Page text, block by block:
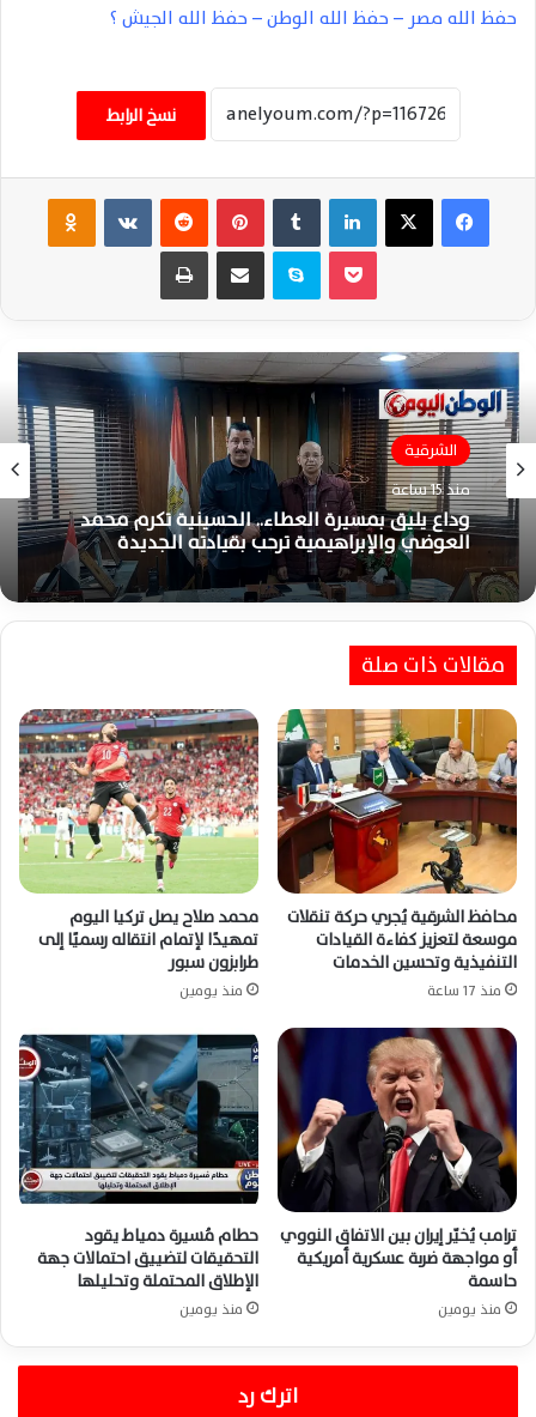
حفظ الله مصر – حفظ الله الوطن – حفظ الله الجيش ؟
نسخ الرابط
فيسبوك ‫X لينكدإن بينتيريست ‏VKontakte
سكايب مشاركة عبر البريد طباعة
الشرقية
منذ 15 ساعة
وداع يليق بمسيرة العطاء.. الحسينية تكرم محمد
العوضي والإبراهيمية ترحب بقيادته الجديدة
مقالات ذات صلة
محافظ الشرقية يُجري حركة تنقلات
موسعة لتعزيز كفاءة القيادات
التنفيذية وتحسين الخدمات
منذ 17 ساعة
محمد صلاح يصل تركيا اليوم
تمهيدًا لإتمام انتقاله رسميًا إلى
طرابزون سبور
منذ يومين
ترامب يُخيّر إيران بين الاتفاق النووي
أو مواجهة ضربة عسكرية أمريكية
حاسمة
منذ يومين
حطام مُسيرة دمياط يقود
التحقيقات لتضييق احتمالات جهة
الإطلاق المحتملة وتحليلها
منذ يومين
اترك رد